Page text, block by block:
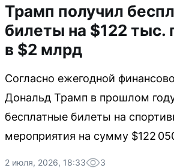
Трамп получил
билеты на $122 тыс.
в $2 млрд
Согласно ежегодной
Дональд Трамп в прошлом
бесплатные билеты на
мероприятия на сумму $122
2 июля, 2026, 18:33 3